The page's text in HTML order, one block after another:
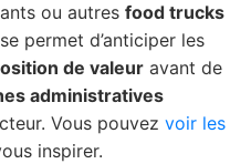
ou autres food trucks
permet d’anticiper les
de valeur avant de
administratives
Vous pouvez voir les
inspirer.